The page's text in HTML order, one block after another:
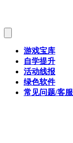
游戏宝库
自学提升
活动线报
绿色软件
常见问题/客服